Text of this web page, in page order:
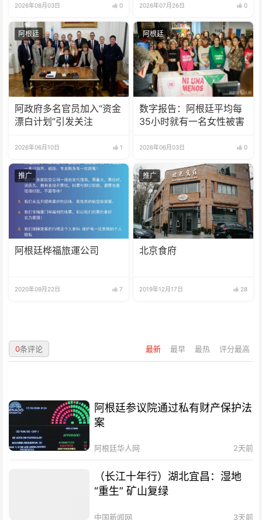
2026年08月03日 0 2026年07月26日 0
阿根廷
阿政府多名官员加入“资金
漂白计划”引发关注
2026年06月10日 1
阿根廷
数字报告：阿根廷平均每
35小时就有一名女性被害
2026年06月03日 0
推广
阿根廷桦福旅運公司
2020年09月22日 7
推广
北京食府
2019年12月17日 28
最新 最早 最热 评分最高
0条评论
阿根廷参议院通过私有财产保护法
案
阿根廷华人网 2天前
（长江十年行）湖北宜昌：湿地
“重生” 矿山复绿
中国新闻网 3天前